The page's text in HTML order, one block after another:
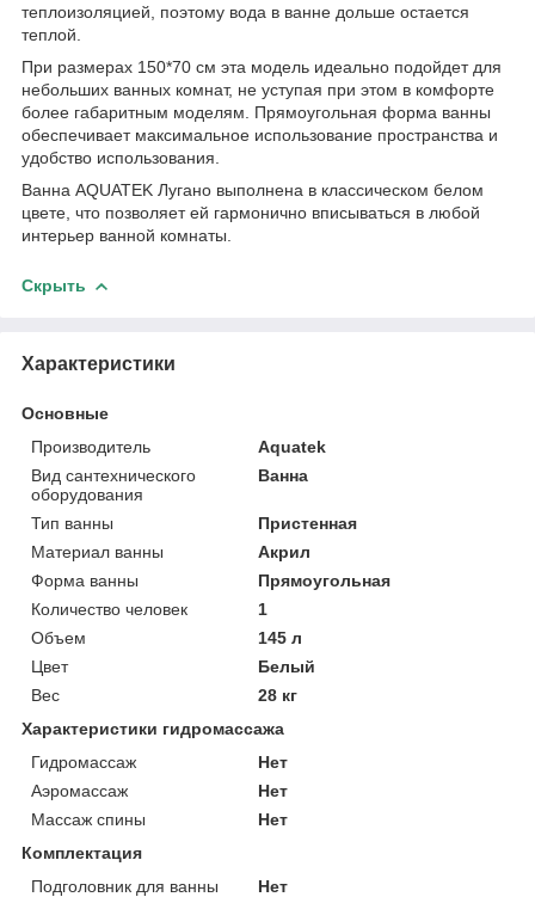
теплоизоляцией, поэтому вода в ванне дольше остается
теплой.
При размерах 150*70 см эта модель идеально подойдет для
небольших ванных комнат, не уступая при этом в комфорте
более габаритным моделям. Прямоугольная форма ванны
обеспечивает максимальное использование пространства и
удобство использования.
Ванна AQUATEK Лугано выполнена в классическом белом
цвете, что позволяет ей гармонично вписываться в любой
интерьер ванной комнаты.
Скрыть
Характеристики
Основные
Производитель
Aquatek
Вид сантехнического
оборудования
Ванна
Тип ванны
Пристенная
Материал ванны
Акрил
Форма ванны
Прямоугольная
Количество человек
1
Объем
145 л
Цвет
Белый
Вес
28 кг
Характеристики гидромассажа
Гидромассаж
Нет
Аэромассаж
Нет
Массаж спины
Нет
Комплектация
Подголовник для ванны
Нет